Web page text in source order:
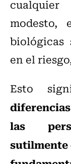
modesto,
biológicas
en el
Esto
las
sutilmente